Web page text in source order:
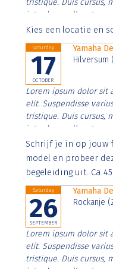
tristique. Duis cursus,
interdum nulla, ut
Aenean faucibus nibh
Kies een locatie en
Saturday
17
OCTOBER
Yamaha
Hilversum
Lorem ipsum dolor sit
elit. Suspendisse
tristique. Duis cursus,
interdum nulla, ut
Aenean faucibus nibh
imperdiet. Nunc ut
Schrijf je in op jouw
model en probeer
begeleiding uit. Ca
Saturday
26
SEPTEMBER
Yamaha
Rockanje
Lorem ipsum dolor sit
elit. Suspendisse
tristique. Duis cursus,
interdum nulla, ut